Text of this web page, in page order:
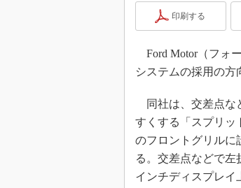
印刷する
Ford Motor（フォ
システムの採用の方
同社は、交差点な
すくする「スプリッ
のフロントグリルに
る。交差点などで
インチディスプレイ